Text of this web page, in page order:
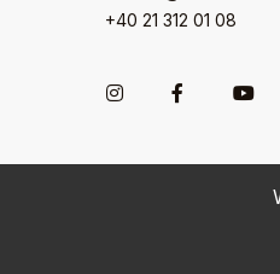
+40 21 312 01 08